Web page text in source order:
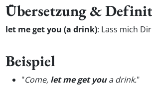
Übersetzung &
let me get you (a drink): Lass mich
Beispiel
"Come, let me get youa drink."